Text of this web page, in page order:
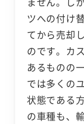
ツへの付け
てから売却
のです。カ
あるものの
では多くの
状態である
の車種も、